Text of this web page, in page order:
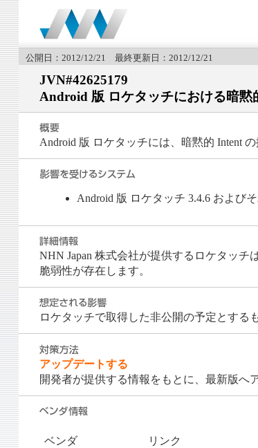
公開日：2012/12/21 最終更新日：2012/12/21
JVN#42625179
Android 版 ロケタッチにおける暗
Android 版 ロケタッチには、暗黙的 Intent
Android 版 ロケタッチ 3.4.6 および
NHN Japan 株式会社が提供するロケタッ
脆弱性が存在します。
ロケタッチで取得した非公開の予定とする
アップデートする
開発者が提供する情報をもとに、最新版へ
ベンダ
リンク